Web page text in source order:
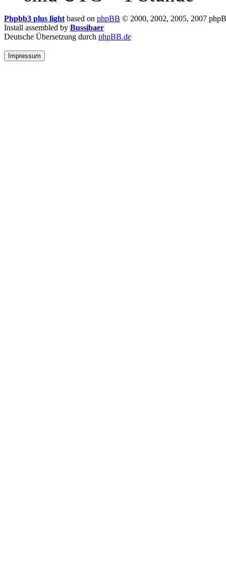
Phpbb3 plus light based on phpBB © 2000, 2002, 2005, 2007
Install assembled by Bussibaer
Deutsche Übersetzung durch phpBB.de